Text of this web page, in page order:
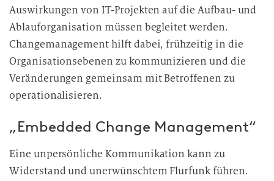
Auswirkungen von IT-Projekten auf die Aufbau- und
Ablauforganisation müssen begleitet werden.
Changemanagement hilft dabei, frühzeitig in die
Organisationsebenen zu kommunizieren und die
Veränderungen gemeinsam mit Betroffenen zu
operationalisieren.
„Embedded Change Management“
Eine unpersönliche Kommunikation kann zu
Widerstand und unerwünschtem Flurfunk führen.